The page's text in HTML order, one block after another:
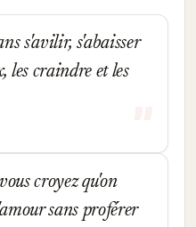
s'avilir, s'abaisser
les craindre et les
croyez qu'on
sans proférer